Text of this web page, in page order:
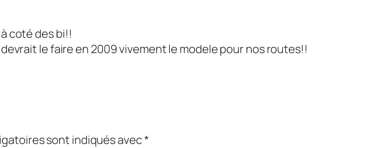
coté des bi!!
le faire en 2009 vivement le modele pour nos routes!!
sont indiqués avec*